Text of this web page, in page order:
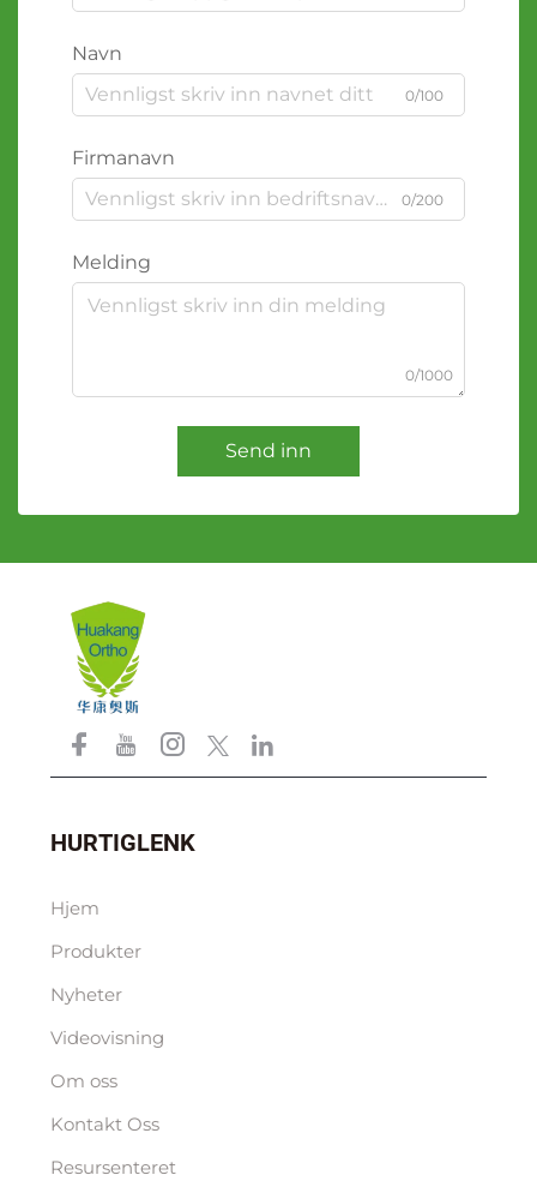
Navn
0/100
Firmanavn
0/200
Melding
0/1000
Send inn
HURTIGLENK
Hjem
Produkter
Nyheter
Videovisning
Om oss
Kontakt Oss
Resursenteret